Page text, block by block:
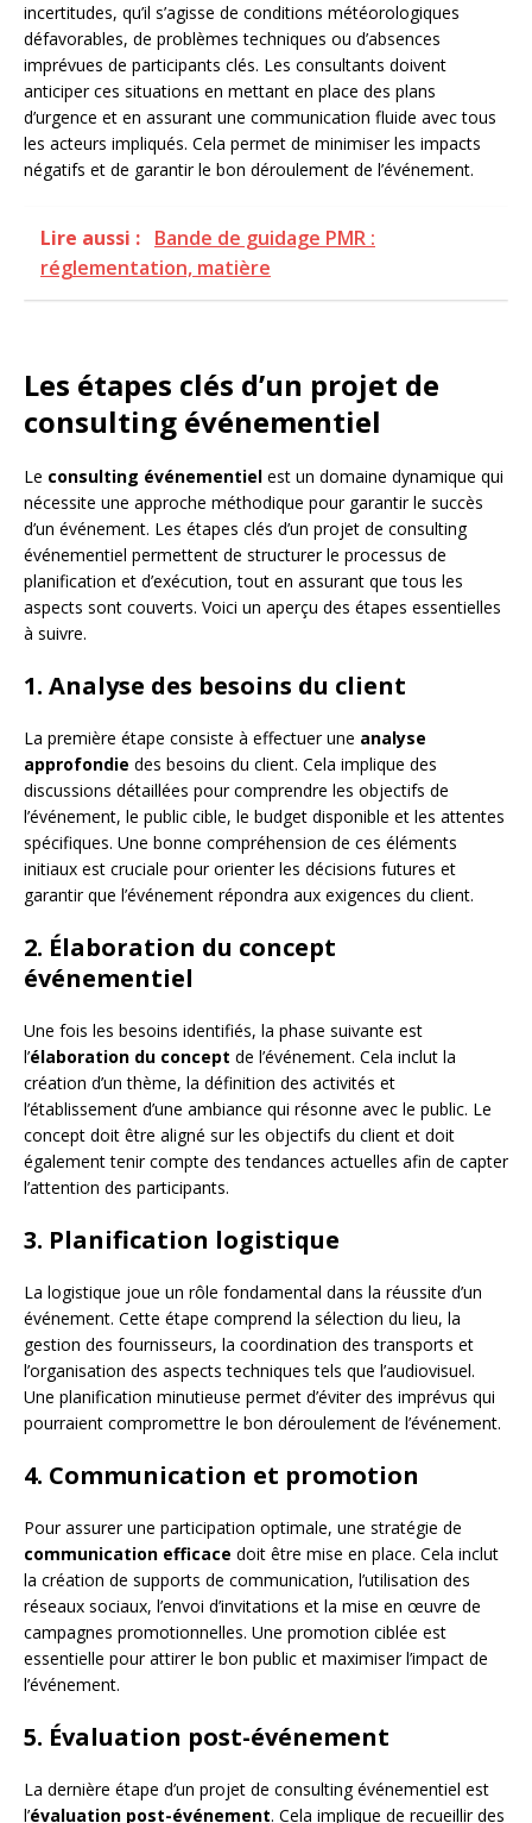
incertitudes, qu’il s’agisse de conditions météorologiques
défavorables, de problèmes techniques ou d’absences
imprévues de participants clés. Les consultants doivent
anticiper ces situations en mettant en place des plans
d’urgence et en assurant une communication fluide avec tous
les acteurs impliqués. Cela permet de minimiser les impacts
négatifs et de garantir le bon déroulement de l’événement.
Lire aussi : Bande de guidage PMR :
réglementation, matière
Les étapes clés d’un projet de
consulting événementiel
Le consulting événementiel est un domaine dynamique qui
nécessite une approche méthodique pour garantir le succès
d’un événement. Les étapes clés d’un projet de consulting
événementiel permettent de structurer le processus de
planification et d’exécution, tout en assurant que tous les
aspects sont couverts. Voici un aperçu des étapes essentielles
à suivre.
1. Analyse des besoins du client
La première étape consiste à effectuer une analyse
approfondie des besoins du client. Cela implique des
discussions détaillées pour comprendre les objectifs de
l’événement, le public cible, le budget disponible et les attentes
spécifiques. Une bonne compréhension de ces éléments
initiaux est cruciale pour orienter les décisions futures et
garantir que l’événement répondra aux exigences du client.
2. Élaboration du concept
événementiel
Une fois les besoins identifiés, la phase suivante est
l’élaboration du concept de l’événement. Cela inclut la
création d’un thème, la définition des activités et
l’établissement d’une ambiance qui résonne avec le public. Le
concept doit être aligné sur les objectifs du client et doit
également tenir compte des tendances actuelles afin de capter
l’attention des participants.
3. Planification logistique
La logistique joue un rôle fondamental dans la réussite d’un
événement. Cette étape comprend la sélection du lieu, la
gestion des fournisseurs, la coordination des transports et
l’organisation des aspects techniques tels que l’audiovisuel.
Une planification minutieuse permet d’éviter des imprévus qui
pourraient compromettre le bon déroulement de l’événement.
4. Communication et promotion
Pour assurer une participation optimale, une stratégie de
communication efficace doit être mise en place. Cela inclut
la création de supports de communication, l’utilisation des
réseaux sociaux, l’envoi d’invitations et la mise en œuvre de
campagnes promotionnelles. Une promotion ciblée est
essentielle pour attirer le bon public et maximiser l’impact de
l’événement.
5. Évaluation post-événement
La dernière étape d’un projet de consulting événementiel est
l’évaluation post-événement. Cela implique de recueillir des